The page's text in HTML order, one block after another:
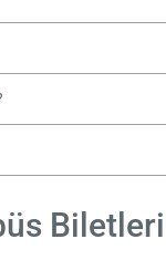
Biletleri